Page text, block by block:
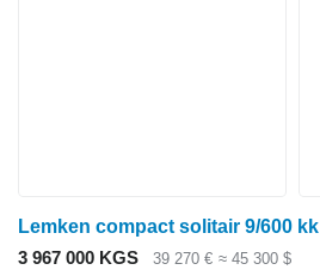
Lemken compact solitair 9/600 kk
3 967 000 KGS
39 270 € ≈ 45 300 $